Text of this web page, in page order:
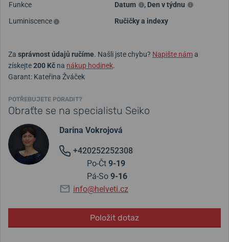
Funkce
Datum , Den v týdnu
Luminiscence
Ručičky a indexy
Za správnost údajů ručíme. Našli jste chybu? Napište náma
získejte200 Kč na nákup hodinek.
Garant: Kateřina Žváček
POTŘEBUJETE PORADIT?
Obraťte se na specialistu Seiko
Darina Vokrojová
+420252252308
Po-Čt 9-19
Pá-So 9-16
info@helveti.cz
Položit dotaz